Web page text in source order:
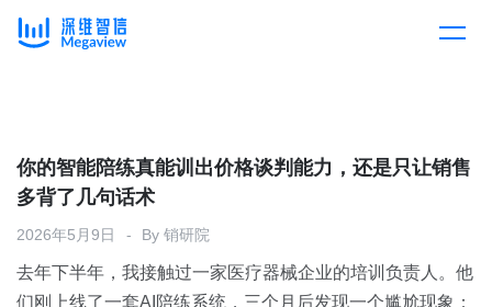
产品总览
产品集成
下载客户端
解决方案
按行业
客户案例
开放平台
你的智能陪练真能训出价格谈判能力，还是只让销售
多背了几句话术
2026年5月9日 By 销研院
去年下半年，我接触过一家医疗器械企业的培训负责人。他
们刚上线了一套AI陪练系统，三个月后发现一个尴尬现象：